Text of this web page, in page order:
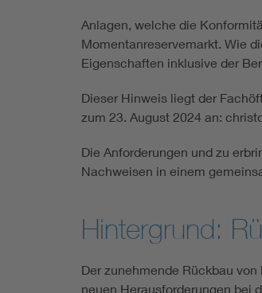
Anlagen, welche die
Momentanreservemarkt. Wie
Eigenschaften inklusive der
Dieser Hinweis liegt der
zum 23. August 2024 an:
Die Anforderungen und zu
Nachweisen in einem
Hintergrund:
Der zunehmende Rückbau
neuen Herausforderungen bei